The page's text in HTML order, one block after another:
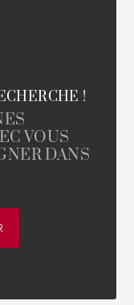
!
VOUS
DANS